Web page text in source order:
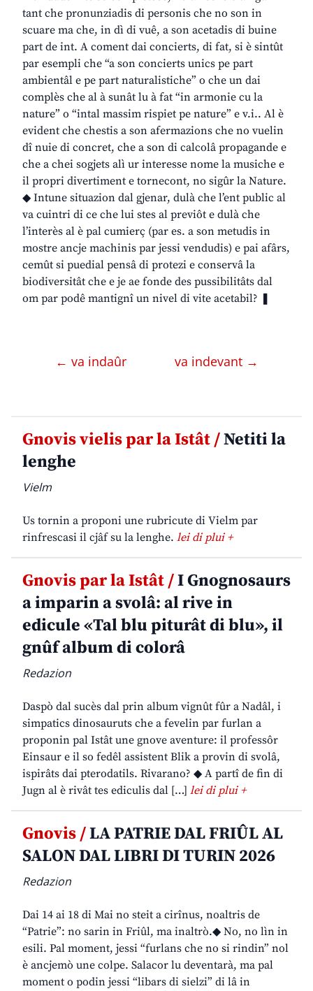
tant che pronunziadis di personis che no son in
scuare ma che, in dì di vuê, a son acetadis di buine
part de int. A coment dai concierts, di fat, si è sintût
par esempli che “a son concierts unics pe part
ambientâl e pe part naturalistiche” o che un dai
complès che al à sunât lu à fat “in armonie cu la
nature” o “intal massim rispiet pe nature” e v.i.. Al è
evident che chestis a son afermazions che no vuelin
dî nuie di concret, che a son di calcolâ propagande e
che a chei sogjets alì ur interesse nome la musiche e
il propri divertiment e tornecont, no sigûr la Nature.
◆ Intune situazion dal gjenar, dulà che l’ent public al
va cuintri di ce che lui stes al previôt e dulà che
l’interès al è pal cumierç (par es. a son metudis in
mostre ancje machinis par jessi vendudis) e pai afârs,
cemût si puedial pensâ di protezi e conservâ la
biodiversitât che e je ae fonde des pussibilitâts dal
om par podê mantignî un nivel di vite acetabil? ❚
← va indaûr va indevant →
Gnovis vielis par la Istât /Netiti la
lenghe
Vielm
Us tornin a proponi une rubricute di Vielm par
rinfrescasi il cjâf su la lenghe. lei di plui +
Gnovis par la Istât /I Gnognosaurs
a imparin a svolâ: al rive in
edicule «Tal blu piturât di blu», il
gnûf album di colorâ
Redazion
Daspò dal sucès dal prin album vignût fûr a Nadâl, i
simpatics dinosauruts che a fevelin par furlan a
proponin pal Istât une gnove aventure: il professôr
Einsaur e il so fedêl assistent Blik a provin di svolâ,
ispirâts dai pterodatils. Rivarano? ◆ A partî de fin di
Jugn al è rivât tes ediculis dal […] lei di plui +
Gnovis /LA PATRIE DAL FRIÛL AL
SALON DAL LIBRI DI TURIN 2026
Redazion
Dai 14 ai 18 di Mai no steit a cirînus, noaltris de
“Patrie”: no sarin in Friûl, ma inaltrò.◆ No, no lìn in
esili. Pal moment, jessi “furlans che no si rindin” nol
è ancjemò une colpe. Salacor lu deventarà, ma pal
moment o podin jessi “libars di sielzi” di lâ in